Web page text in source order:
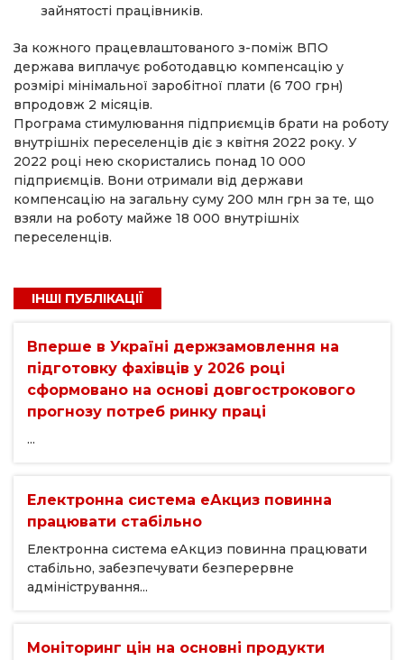
зайнятості працівників.
За кожного працевлаштованого з-поміж ВПО
держава виплачує роботодавцю компенсацію у
розмірі мінімальної заробітної плати (6 700 грн)
впродовж 2 місяців.
Програма стимулювання підприємців брати на роботу
внутрішніх переселенців діє з квітня 2022 року. У
2022 році нею скористались понад 10 000
підприємців. Вони отримали від держави
компенсацію на загальну суму 200 млн грн за те, що
взяли на роботу майже 18 000 внутрішніх
переселенців.
ІНШІ ПУБЛІКАЦІЇ
Вперше в Україні держзамовлення на
підготовку фахівців у 2026 році
сформовано на основі довгострокового
прогнозу потреб ринку праці
...
Електронна система еАкциз повинна
працювати стабільно
Електронна система еАкциз повинна працювати
стабільно, забезпечувати безперервне
адміністрування...
Моніторинг цін на основні продукти